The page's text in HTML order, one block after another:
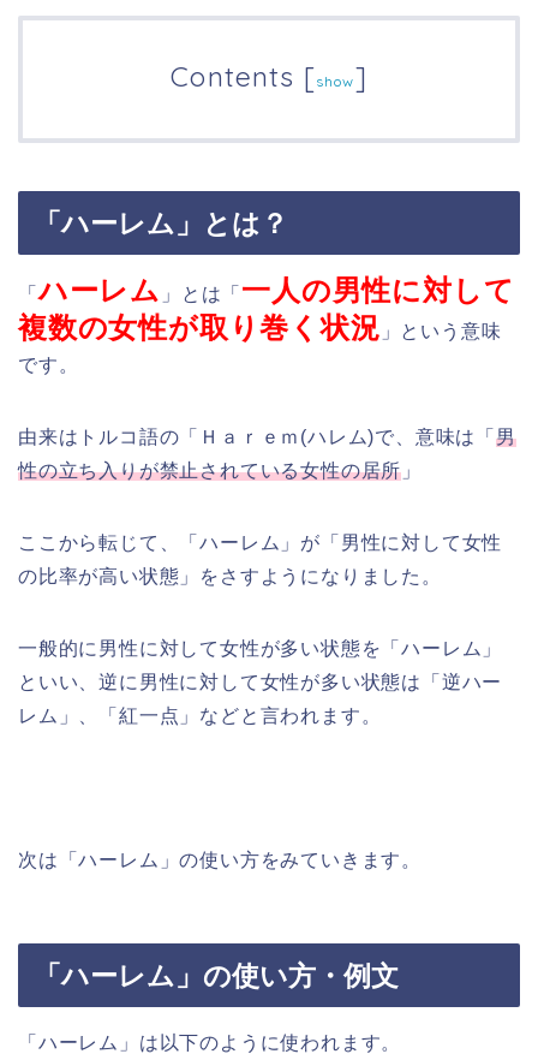
Contents [show]
「ハーレム」とは？
「ハーレム 」とは「 一人の男性に対して
複数の女性が取り巻く状況 」という意味
です。
由来はトルコ語の「Ｈａｒｅｍ(ハレム)で、意味は「 男
性の立ち入りが禁止されている女性の居所 」
ここから転じて、「ハーレム」が「男性に対して女性
の比率が高い状態」をさすようになりました。
一般的に男性に対して女性が多い状態を「ハーレム」
といい、逆に男性に対して女性が多い状態は「逆ハー
レム」、「紅一点」などと言われます。
次は「ハーレム」の使い方をみていきます。
「ハーレム」の使い方・例文
「ハーレム」は以下のように使われます。